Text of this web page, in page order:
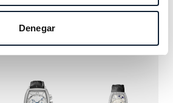
Denegar